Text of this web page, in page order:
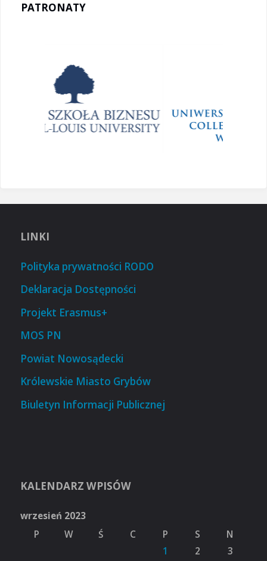
PATRONATY
LINKI
Polityka prywatności RODO
Deklaracja Dostępności
Projekt Erasmus+
MOS PN
Powiat Nowosądecki
Królewskie Miasto Grybów
Biuletyn Informacji Publicznej
KALENDARZ WPISÓW
wrzesień 2023
P
W Ś C P S
N
1
2
3